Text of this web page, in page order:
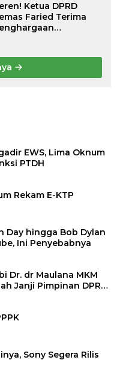
Ketua DPRD
Faried Terima
Persekutuan
Malaysia
EWS, Lima Oknum
PTDH
Rekam E-KTP
Day hingga Bob Dylan
Ini Penyebabnya
Dr. dr Maulana MKM
Janji Pimpinan DPRD
Sony Segera Rilis